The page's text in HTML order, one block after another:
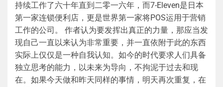
持续工作了六十年直到二零一六年，而7-Eleven是日本
第一家连锁便利店，更是世界第一家将POS运用于营销
工作的公司。 作者认为要发挥出真正的力量，那应当发
现自己一直以来认为非常重要，并一直依附于此的东西
实际上仅仅是一种自我认知。如今的时代要求人们具备
独立思考的能力，以未来为导向，不拘泥于过去和现
在。如果今天做和昨天同样的事情，明天再次重复，在